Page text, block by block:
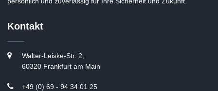
Kontakt
Walter-Leiske-Str. 2,
60320 Frankfurt am Main
+49 (0) 69 - 94 34 01 25